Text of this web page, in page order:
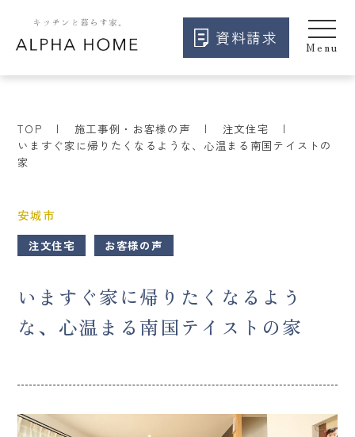
資料請求
TOP 施工事例・お客様の声
注文住宅
いますぐ家に帰りたくなるような、心温まる南国テイストの
家
安城市
注文住宅 お客様の声
いますぐ家に帰りたくなるよう
な、心温まる南国テイストの家